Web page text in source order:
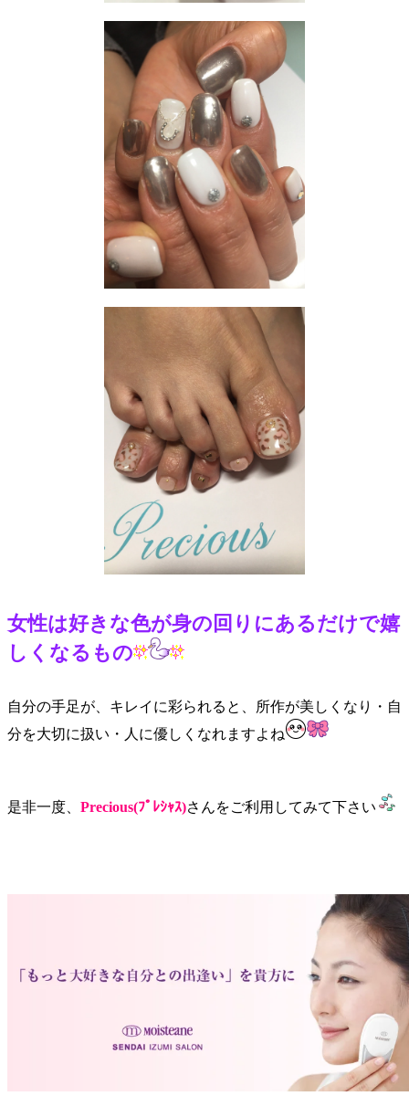
女性は好きな色が身の回りにあるだけで嬉
しくなるもの
自分の手足が、キレイに彩られると、所作が美しくなり・自
分を大切に扱い・人に優しくなれますよね
是非一度、 Precious(ﾌﾟﾚｼｬｽ)さんをご利用してみて下さい